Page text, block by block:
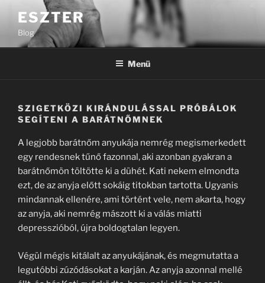
Tartalomhoz
ESZTER
Blog
Menü
SZIGETKÖZI KIRÁNDULÁSSAL PRÓBÁLOK
SEGÍTENI A BARÁTNŐMNEK
A legjobb barátnőm anyukája nemrég megismerkedett
egy rendesnek tűnő fazonnal, aki azonban gyakran a
barátnőmön töltötte ki a dühét. Kati nekem elmondta
ezt, de az anyja előtt sokáig titokban tartotta. Ugyanis
mindannak ellenére, ami történt vele, nem akarta, hogy
az anyja, aki nemrég mászott ki a válás miatti
depresszióból, újra boldogtalan legyen.
Végül mégis kitálalt az anyukájának, és megmutatta a
legutóbbi zúzódásokat a karján. Az anyja azonnal mellé